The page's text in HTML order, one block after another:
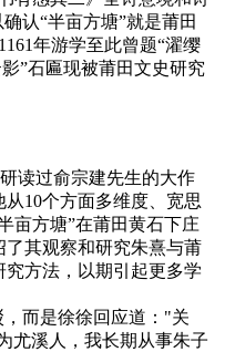
认“半亩方塘”就是莆田
年游学至此曾题“濯缨
”石匾现被莆田文史研究
读过俞宗建先生的大作
从10个方面多维度、宽思
亩方塘”在莆田黄石下庄
其观察和研究朱熹与莆
方法，以期引起更多学
而是徐徐回应道："关
尤溪人，我长期从事朱子